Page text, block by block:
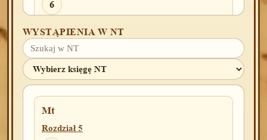
6
Rozdział 29
7 9
Rozdział 30
7 12 19
Rozdział 31
WYSTĄPIENIA W NT
Mt
Rozdział 5